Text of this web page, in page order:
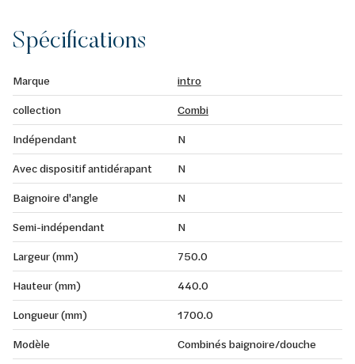
Spécifications
Marque
intro
collection
Combi
Indépendant
N
Avec dispositif antidérapant
N
Baignoire d'angle
N
Semi-indépendant
N
Largeur (mm)
750.0
Hauteur (mm)
440.0
Longueur (mm)
1700.0
Modèle
Combinés baignoire/douche